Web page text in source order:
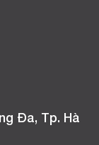
Đa, Tp. Hà